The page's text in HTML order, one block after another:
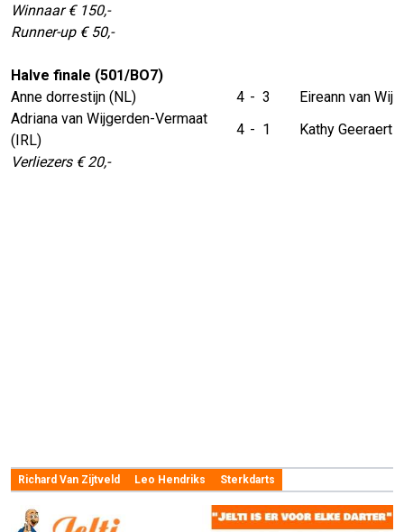
Winnaar € 150,-
Runner-up € 50,-
Halve finale (501/BO7)
Anne dorrestijn (NL)
4 - 3
Eireann van
Adriana van Wijgerden-Vermaat
(IRL)
4 - 1
Kathy Geeraerts
Verliezers € 20,-
Richard Van Zijtveld Leo Hendriks Sterkdarts